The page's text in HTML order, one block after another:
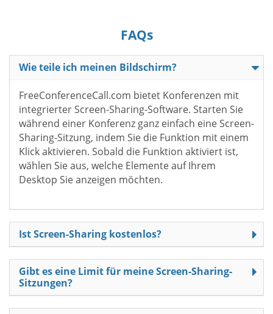
FAQs
Wie teile ich meinen Bildschirm?
FreeConferenceCall.com bietet Konferenzen mit
integrierter Screen-Sharing-Software. Starten Sie
während einer Konferenz ganz einfach eine Screen-
Sharing-Sitzung, indem Sie die Funktion mit einem
Klick aktivieren. Sobald die Funktion aktiviert ist,
wählen Sie aus, welche Elemente auf Ihrem
Desktop Sie anzeigen möchten.
Ist Screen-Sharing kostenlos?
Gibt es eine Limit für meine Screen-Sharing-
Sitzungen?